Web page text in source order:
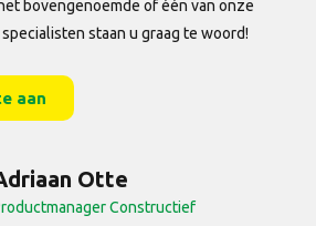
bovengenoemde of één van onze
staan u graag te woord!
aan
Otte
Constructief